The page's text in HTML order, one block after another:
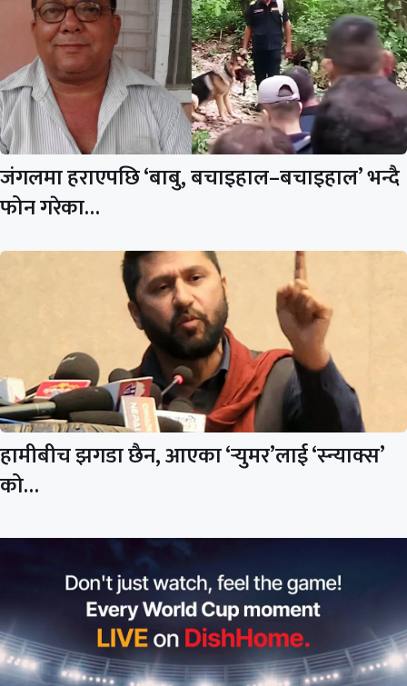
जंगलमा हराएपछि ‘बाबु, बचाइहाल–बचाइहाल’ भन्दै
फोन गरेका…
हामीबीच झगडा छैन, आएका ‘र्‍युमर’लाई ‘स्न्याक्स’
को…